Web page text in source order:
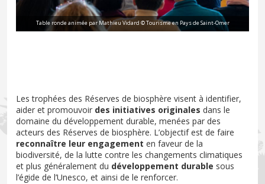
Table ronde animée par Mathieu Vidard © Tourisme en Pays de Saint-Omer
Les trophées des Réserves de biosphère visent à identifier,
aider et promouvoir des initiatives originales dans le
domaine du développement durable, menées par des
acteurs des Réserves de biosphère. L’objectif est de faire
reconnaître leur engagement en faveur de la
biodiversité, de la lutte contre les changements climatiques
et plus généralement du développement durable sous
l’égide de l’Unesco, et ainsi de le renforcer.